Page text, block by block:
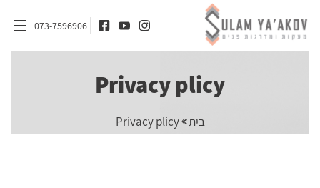
073-7596906
Privacy plicy
בית»
Privacy plicy